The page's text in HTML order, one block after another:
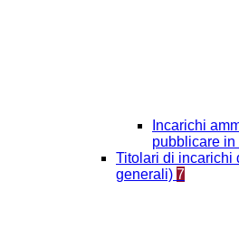
Incarichi
pubblicare in
Titolari di incarichi
generali) 7